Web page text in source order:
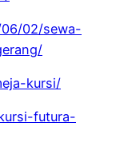
02/sewa-
kursi/
futura-